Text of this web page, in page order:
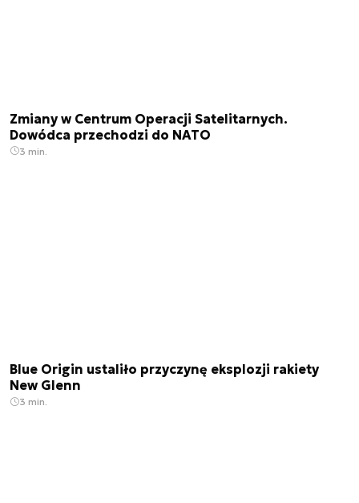
Zmiany w Centrum Operacji Satelitarnych.
Dowódca przechodzi do NATO
3 min.
Blue Origin ustaliło przyczynę eksplozji rakiety
New Glenn
3 min.